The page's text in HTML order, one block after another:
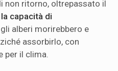
non ritorno, oltrepassato il
capacità di
alberi morirebbero e
assorbirlo, con
per il clima.